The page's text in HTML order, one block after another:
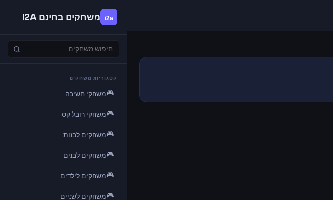
משחקים בחינם I2A
קטגוריות משחקים
🎮משחקי חשיבה
🎮משחקי רובלוקס
🎮משחקים לבנות
🎮משחקים לבנים
🎮משחקים לילדים
🎮משחקים לשניים